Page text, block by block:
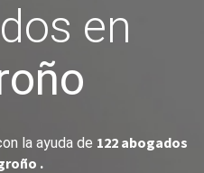
en
la ayuda de 122 abogados
.